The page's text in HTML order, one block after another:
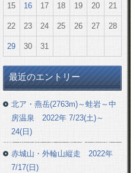
15 16 17 18 19 20 21
22 23 24 25 26 27 28
29 30 31
最近のエントリー
北ア・燕岳(2763m)～蛙岩～中
房温泉 2022年 7/23(土)～
24(日)
赤城山・外輪山縦走 2022年
7/17(日)